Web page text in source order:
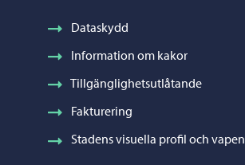
Dataskydd
Information om kakor
Tillgänglighetsutlåtande
Fakturering
Stadens visuella profil och vapen